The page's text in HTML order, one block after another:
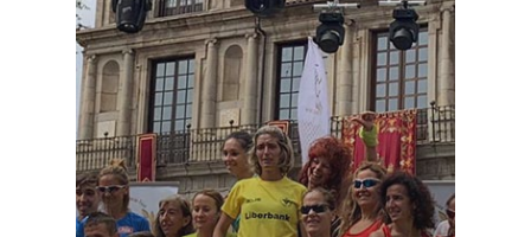
Castilla-La
Toledo
Sanidad